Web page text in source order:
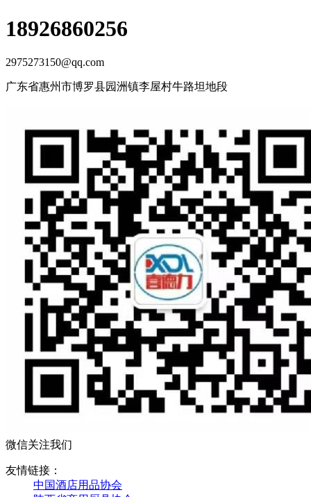
18926860256
2975273150@qq.com
广东省惠州市博罗县园洲镇李屋村牛路坦地段
微信关注我们
友情链接：
中国酒店用品协会